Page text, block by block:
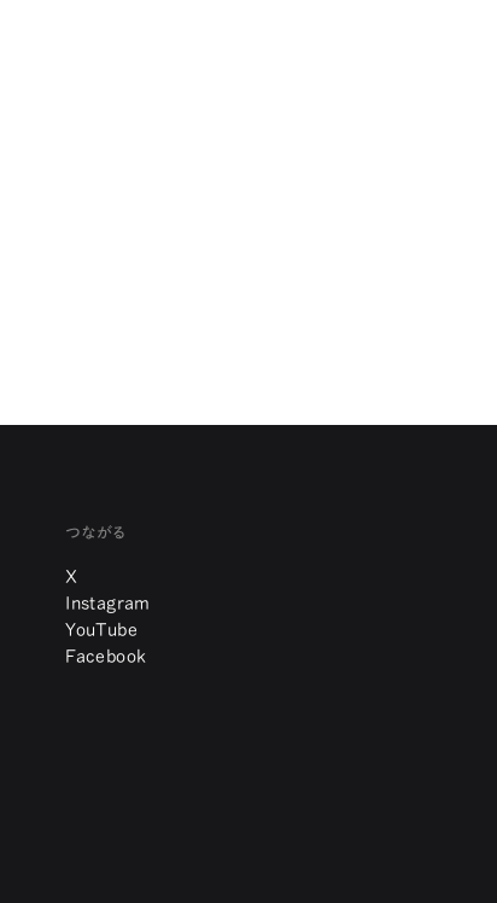
つながる
X
Instagram
YouTube
Facebook